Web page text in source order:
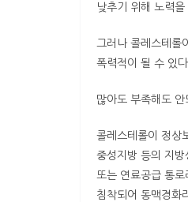
낮추기 위해 노력을
그러나 콜레스테롤
폭력적이 될 수 있
많아도 부족해도
콜레스테롤이 정상
중성지방 등의 지
또는 연료공급 통로
침착되어 동맥경화